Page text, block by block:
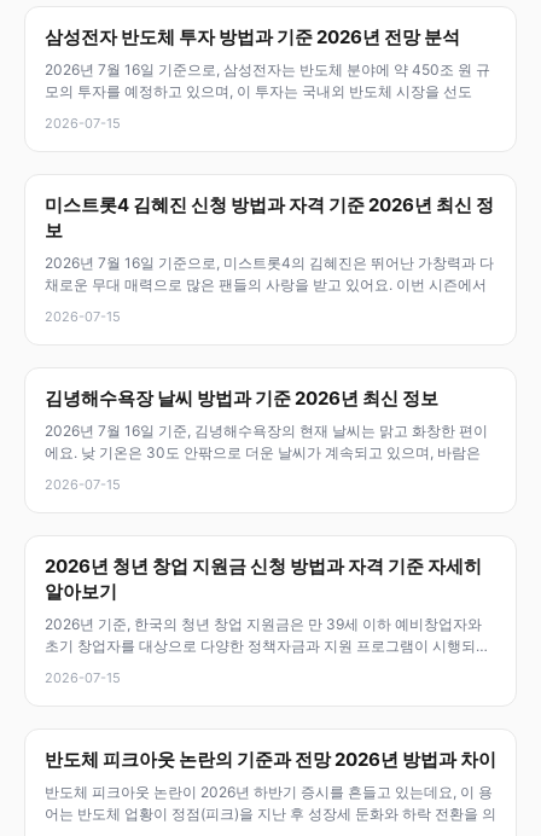
삼성전자 반도체 투자 방법과 기준 2026년 전망 분석
2026년 7월 16일 기준으로, 삼성전자는 반도체 분야에 약 450조 원 규
모의 투자를 예정하고 있으며, 이 투자는 국내외 반도체 시장을 선도
2026-07-15
미스트롯4 김혜진 신청 방법과 자격 기준 2026년 최신 정
보
2026년 7월 16일 기준으로, 미스트롯4의 김혜진은 뛰어난 가창력과 다
채로운 무대 매력으로 많은 팬들의 사랑을 받고 있어요. 이번 시즌에서
2026-07-15
김녕해수욕장 날씨 방법과 기준 2026년 최신 정보
2026년 7월 16일 기준, 김녕해수욕장의 현재 날씨는 맑고 화창한 편이
에요. 낮 기온은 30도 안팎으로 더운 날씨가 계속되고 있으며, 바람은
2026-07-15
2026년 청년 창업 지원금 신청 방법과 자격 기준 자세히
알아보기
2026년 기준, 한국의 청년 창업 지원금은 만 39세 이하 예비창업자와
초기 창업자를 대상으로 다양한 정책자금과 지원 프로그램이 시행되고
2026-07-15
반도체 피크아웃 논란의 기준과 전망 2026년 방법과 차이
반도체 피크아웃 논란이 2026년 하반기 증시를 흔들고 있는데요, 이 용
어는 반도체 업황이 정점(피크)을 지난 후 성장세 둔화와 하락 전환을 의